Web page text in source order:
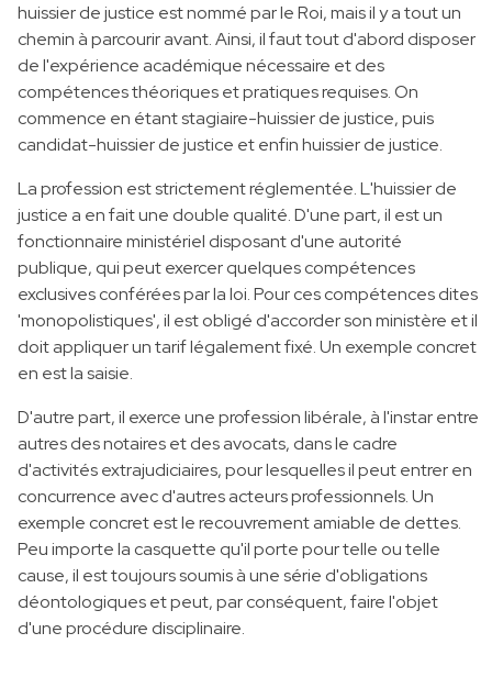
huissier de justice est nommé par le Roi, mais il y a tout un
chemin à parcourir avant. Ainsi, il faut tout d'abord disposer
de l'expérience académique nécessaire et des
compétences théoriques et pratiques requises. On
commence en étant stagiaire-huissier de justice, puis
candidat-huissier de justice et enfin huissier de justice.
La profession est strictement réglementée. L'huissier de
justice a en fait une double qualité. D'une part, il est un
fonctionnaire ministériel disposant d'une autorité
publique, qui peut exercer quelques compétences
exclusives conférées par la loi. Pour ces compétences dites
'monopolistiques', il est obligé d'accorder son ministère et il
doit appliquer un tarif légalement fixé. Un exemple concret
en est la saisie.
D'autre part, il exerce une profession libérale, à l'instar entre
autres des notaires et des avocats, dans le cadre
d'activités extrajudiciaires, pour lesquelles il peut entrer en
concurrence avec d'autres acteurs professionnels. Un
exemple concret est le recouvrement amiable de dettes.
Peu importe la casquette qu'il porte pour telle ou telle
cause, il est toujours soumis à une série d'obligations
déontologiques et peut, par conséquent, faire l'objet
d'une procédure disciplinaire.